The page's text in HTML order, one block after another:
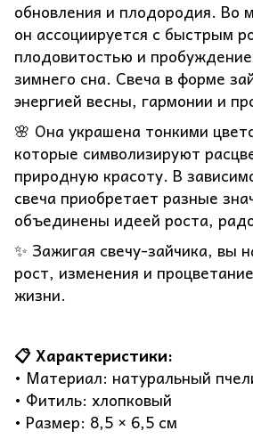
обновления и плодородия. Во
он ассоциируется с быстрым
плодовитостью и
зимнего сна. Свеча в форме
энергией весны, гармонии и
🌸 Она украшена тонкими
которые символизируют
природную красоту. В
свеча приобретает разные
объединены идеей роста,
✨ Зажигая свечу-зайчика, вы
рост, изменения и
жизни.
📋 Характеристики:
• Материал: натуральный
• Фитиль: хлопковый
• Размер: 8,5 × 6,5 см